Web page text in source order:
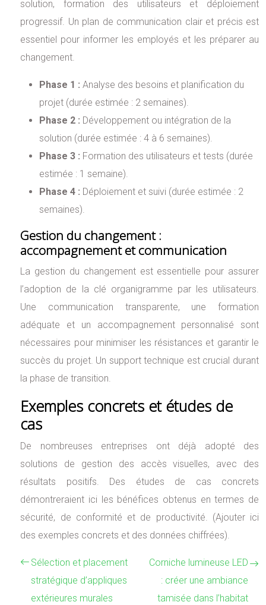
solution, formation des utilisateurs et déploiement
progressif. Un plan de communication clair et précis est
essentiel pour informer les employés et les préparer au
changement.
Phase 1 :Analyse des besoins et planification du
projet (durée estimée : 2 semaines).
Phase 2 : Développement ou intégration de la
solution (durée estimée : 4 à 6 semaines).
Phase 3 : Formation des utilisateurs et tests (durée
estimée : 1 semaine).
Phase 4 : Déploiement et suivi (durée estimée : 2
semaines).
Gestion du changement :
accompagnement et communication
La gestion du changement est essentielle pour assurer
l’adoption de la clé organigramme par les utilisateurs.
Une communication transparente, une formation
adéquate et un accompagnement personnalisé sont
nécessaires pour minimiser les résistances et garantir le
succès du projet. Un support technique est crucial durant
la phase de transition.
Exemples concrets et études de
cas
De nombreuses entreprises ont déjà adopté des
solutions de gestion des accès visuelles, avec des
résultats positifs. Des études de cas concrets
démontreraient ici les bénéfices obtenus en termes de
sécurité, de conformité et de productivité. (Ajouter ici
des exemples concrets et des données chiffrées).
Sélection et placement
stratégique d’appliques
extérieures murales
Corniche lumineuse LED
: créer une ambiance
tamisée dans l’habitat